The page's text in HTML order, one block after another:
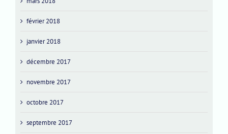
février 2018
janvier 2018
décembre 2017
novembre 2017
octobre 2017
septembre 2017